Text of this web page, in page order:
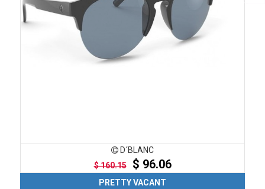
D´BLANC
$ 160.15$ 96.06
PRETTY VACANT